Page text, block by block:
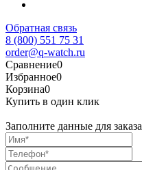
Обратная связь
8 (800) 551 75 31
order@q-watch.ru
Сравнение0
Избранное0
Корзина0
Купить в один клик
Заполните данные для заказа